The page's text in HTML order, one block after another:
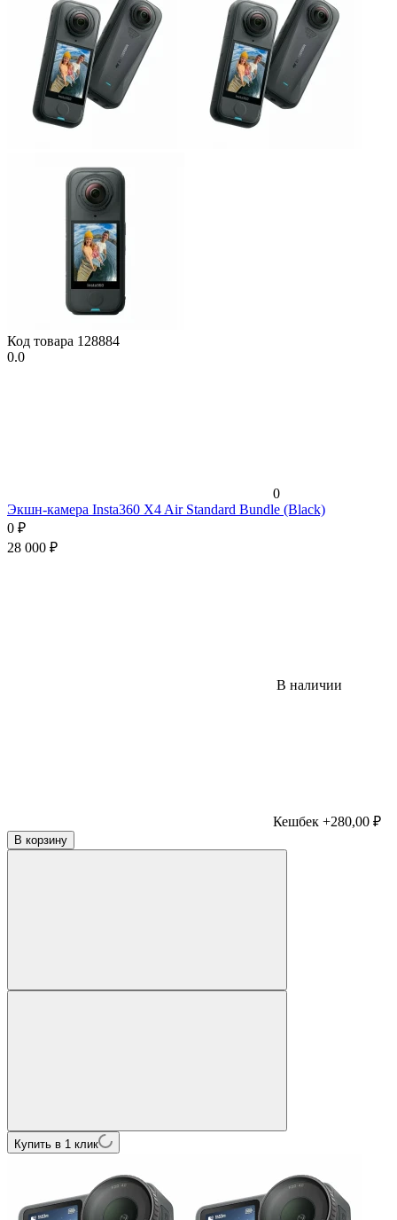
Код товара 128884
0.0
0
Экшн-камера Insta360 X4 Air Standard Bundle (Black)
0 ₽
28 000 ₽
В наличии
Кешбек +280,00 ₽
В корзину
Купить в 1 клик